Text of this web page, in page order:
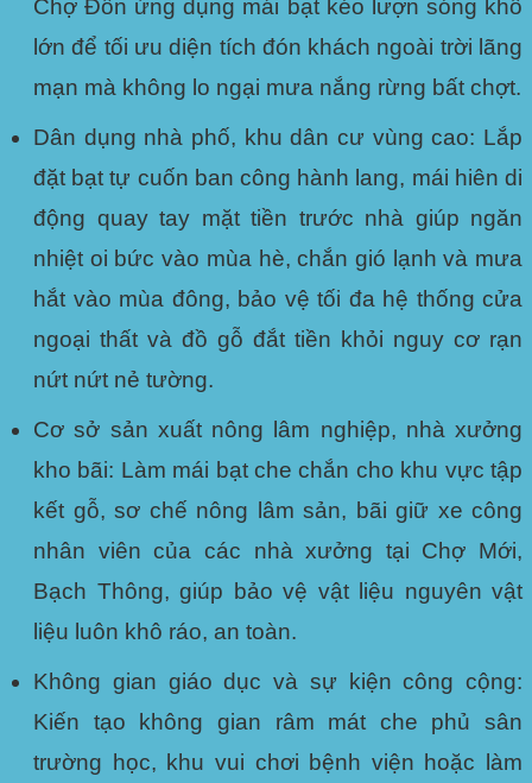
Chợ Đồn ứng dụng mái bạt kéo lượn sóng khổ
lớn để tối ưu diện tích đón khách ngoài trời lãng
mạn mà không lo ngại mưa nắng rừng bất chợt.
Dân dụng nhà phố, khu dân cư vùng cao: Lắp
đặt bạt tự cuốn ban công hành lang, mái hiên di
động quay tay mặt tiền trước nhà giúp ngăn
nhiệt oi bức vào mùa hè, chắn gió lạnh và mưa
hắt vào mùa đông, bảo vệ tối đa hệ thống cửa
ngoại thất và đồ gỗ đắt tiền khỏi nguy cơ rạn
nứt nứt nẻ tường.
Cơ sở sản xuất nông lâm nghiệp, nhà xưởng
kho bãi: Làm mái bạt che chắn cho khu vực tập
kết gỗ, sơ chế nông lâm sản, bãi giữ xe công
nhân viên của các nhà xưởng tại Chợ Mới,
Bạch Thông, giúp bảo vệ vật liệu nguyên vật
liệu luôn khô ráo, an toàn.
Không gian giáo dục và sự kiện công cộng:
Kiến tạo không gian râm mát che phủ sân
trường học, khu vui chơi bệnh viện hoặc làm